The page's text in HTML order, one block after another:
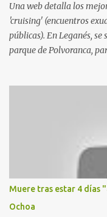
Una web detalla los
'cruising' (encuentros
públicas). En Leganés,
parque de Polvoranca,
estadio municipal de
Nueva. Otro lugar:
Móstoles También en el
la Policía Local de
cementerio de Butarque".
Muere tras estar 4 días
Ochoa